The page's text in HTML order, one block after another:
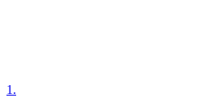
1 .